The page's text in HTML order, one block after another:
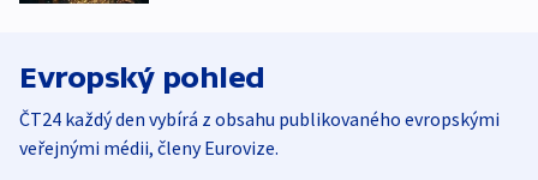
Evropský pohled
ČT24 každý den vybírá z obsahu publikovaného evropskými
veřejnými médii, členy Eurovize.